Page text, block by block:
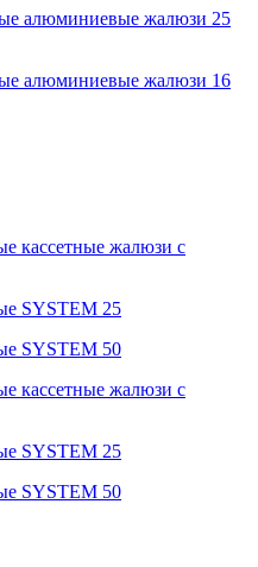
алюминиевые жалюзи 25
алюминиевые жалюзи 16
кассетные жалюзи с
SYSTEM 25
SYSTEM 50
кассетные жалюзи с
SYSTEM 25
SYSTEM 50